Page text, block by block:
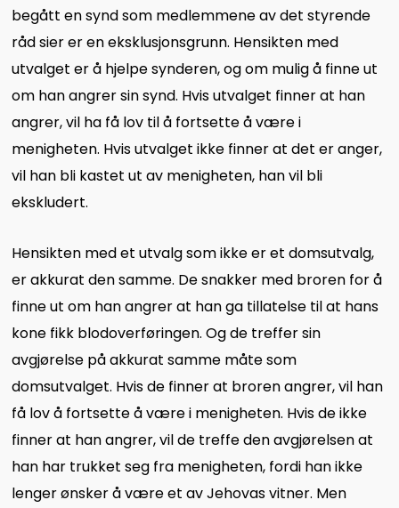
begått en synd som medlemmene av det styrende
råd sier er en eksklusjonsgrunn. Hensikten med
utvalget er å hjelpe synderen, og om mulig å finne ut
om han angrer sin synd. Hvis utvalget finner at han
angrer, vil ha få lov til å fortsette å være i
menigheten. Hvis utvalget ikke finner at det er anger,
vil han bli kastet ut av menigheten, han vil bli
ekskludert.
Hensikten med et utvalg som ikke er et domsutvalg,
er akkurat den samme. De snakker med broren for å
finne ut om han angrer at han ga tillatelse til at hans
kone fikk blodoverføringen. Og de treffer sin
avgjørelse på akkurat samme måte som
domsutvalget. Hvis de finner at broren angrer, vil han
få lov å fortsette å være i menigheten. Hvis de ikke
finner at han angrer, vil de treffe den avgjørelsen at
han har trukket seg fra menigheten, fordi han ikke
lenger ønsker å være et av Jehovas vitner. Men